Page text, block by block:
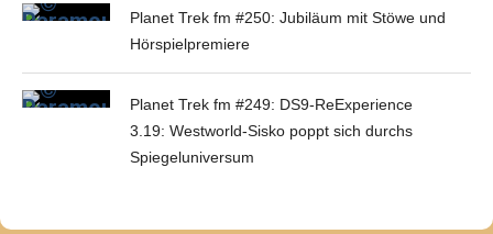
Planet Trek fm #250: Jubiläum mit Stöwe und
Hörspielpremiere
Planet Trek fm #249: DS9-ReExperience
3.19: Westworld-Sisko poppt sich durchs
Spiegeluniversum